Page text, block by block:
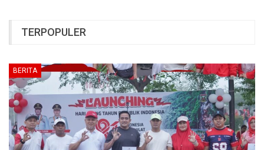
TERPOPULER
BERITA